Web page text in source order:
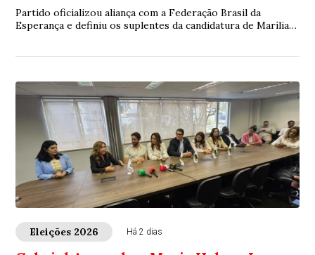
Partido oficializou aliança com a Federação Brasil da
Esperança e definiu os suplentes da candidatura de Marília
Eleições 2026 Há 2 dias